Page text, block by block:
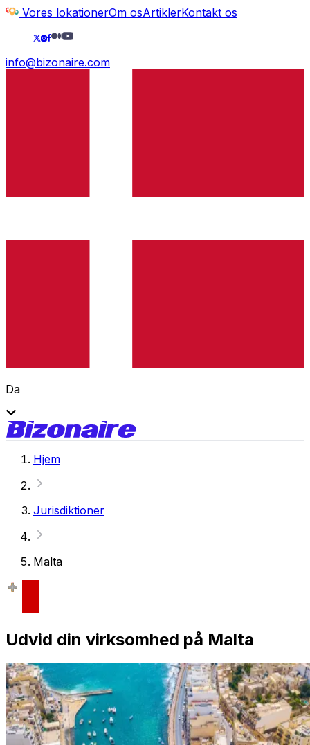
Vores lokationerOm osArtiklerKontakt os
info@bizonaire.com
Da
Hjem
Jurisdiktioner
Malta
Udvid din virksomhed på Malta